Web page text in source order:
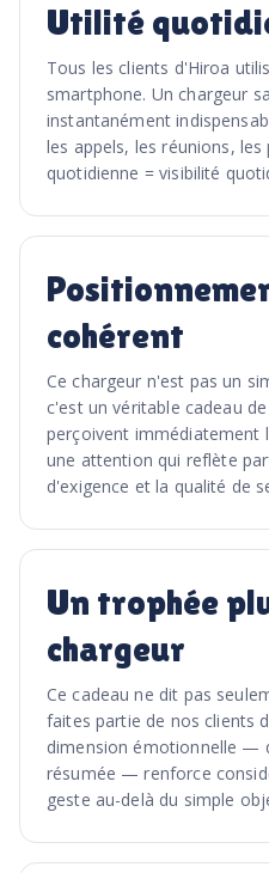
Utilité
Tous les clients d'Hiroa
smartphone. Un chargeur
instantanément
les appels, les réunions, les
quotidienne = visibilité
cohérent
Ce chargeur n'est pas un
c'est un véritable cadeau
perçoivent
une attention qui reflète
d'exigence et la qualité de
Un trophée
chargeur
Ce cadeau ne dit pas
faites partie de nos clients
dimension émotionnelle —
résumée — renforce
geste au-delà du simple